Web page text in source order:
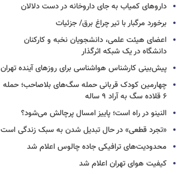
داروهای کمیاب به جای داروخانه در دست دلالان
برخورد مرگبار با تیر چراغ برق/ جزئیات
اعضای هیئت علمی، دانشجویان نخبه و کارکنان
دانشگاه در یک شبکه‌ اثرگذار
پیش‌بینی کارشناس هواشناسی برای روزهای آینده تهران
چهارمین کودک قربانی حمله سگ‌های بلاصاحب؛ حمله
۶ قلاده سگ به آراد ۹ ساله
النینو در راه است؛ پاییز امسال پرچالش می‌شود؟
«تجرد قطعی» در حال تبدیل شدن به سبک زندگی است
محدودیت‌های ترافیکی جاده چالوس اعلام شد
کیفیت هوای تهران اعلام شد